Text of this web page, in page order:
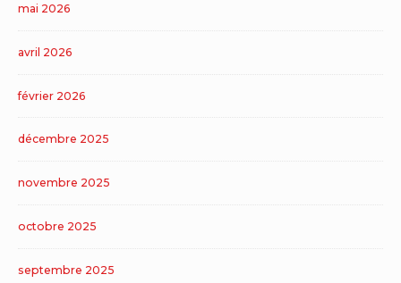
mai 2026
avril 2026
février 2026
décembre 2025
novembre 2025
octobre 2025
septembre 2025